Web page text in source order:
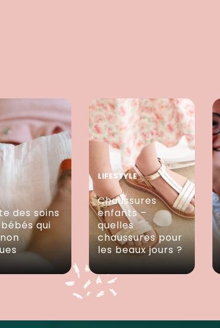
des soins
qui
LIFESTYLE
Chaussures
enfants –
quelles
chaussures pour
les beaux jours ?